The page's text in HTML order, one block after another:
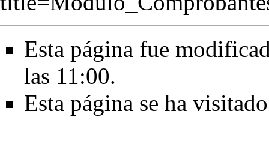
Esta página fue
las 11:00.
Esta página se ha